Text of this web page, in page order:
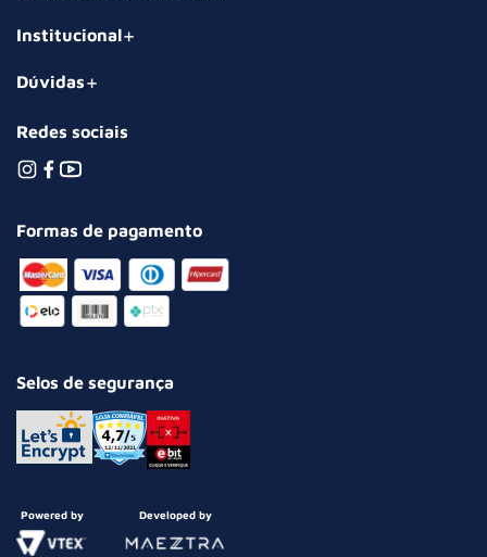
Institucional
Dúvidas
Redes sociais
Formas de pagamento
Selos de segurança
Powered by Developed by